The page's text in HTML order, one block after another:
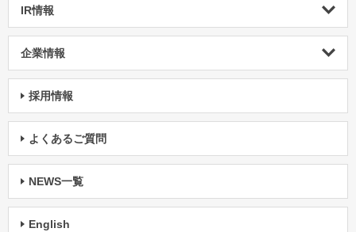
IR情報
企業情報
採用情報
よくあるご質問
NEWS一覧
English